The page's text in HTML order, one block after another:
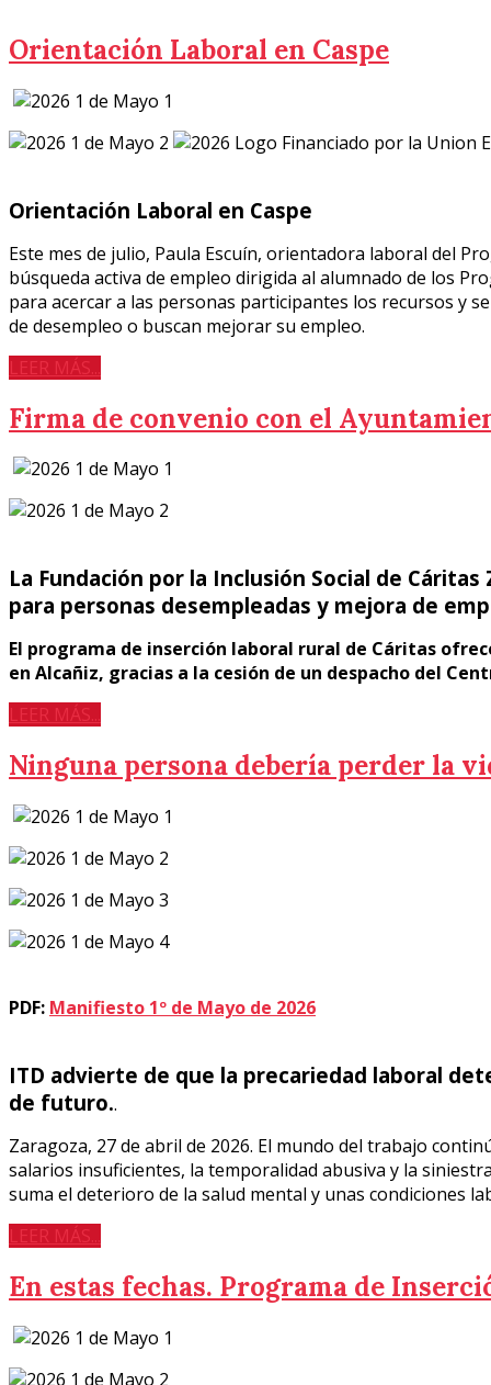
Orientación Laboral en Caspe
Orientación Laboral en Caspe
Este mes de julio, Paula Escuín, orientadora laboral del
búsqueda activa de empleo dirigida al alumnado de los
para acercar a las personas participantes los recursos y
de desempleo o buscan mejorar su empleo.
LEER MÁS...
Firma de convenio con el
La Fundación por la Inclusión Social de
para personas desempleadas y mejora de
El programa de inserción laboral rural de Cáritas
en Alcañiz, gracias a la cesión de un despacho del
LEER MÁS...
Ninguna persona debería perder la
PDF: Manifiesto 1º de Mayo de 2026
ITD advierte de que la precariedad laboral
de futuro..
Zaragoza, 27 de abril de 2026. El mundo del trabajo
salarios insuficientes, la temporalidad abusiva y la
suma el deterioro de la salud mental y unas condiciones
LEER MÁS...
En estas fechas. Programa de